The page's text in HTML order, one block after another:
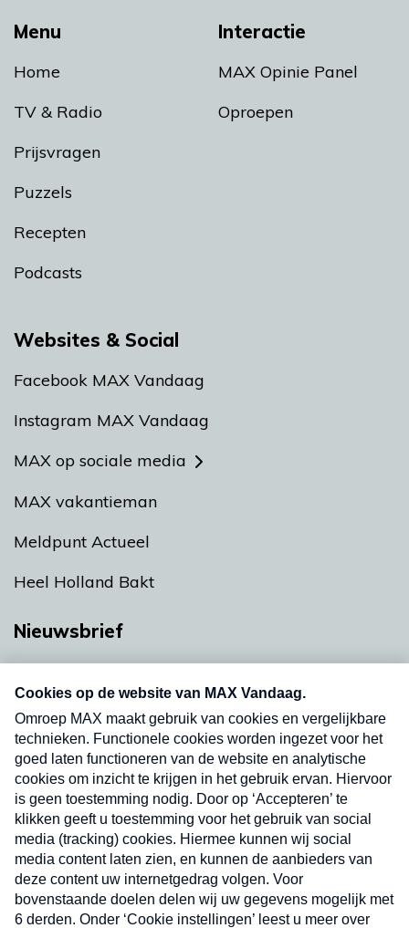
Menu
Home
TV & Radio
Prijsvragen
Puzzels
Recepten
Podcasts
Interactie
MAX Opinie Panel
Oproepen
Websites & Social
Facebook MAX Vandaag
Instagram MAX Vandaag
MAX op sociale media
MAX vakantieman
Meldpunt Actueel
Heel Holland Bakt
Nieuwsbrief
nieuwsbrief. Elke vrijdag- en dinsdagochtend in
uw mailbox.
Verzend